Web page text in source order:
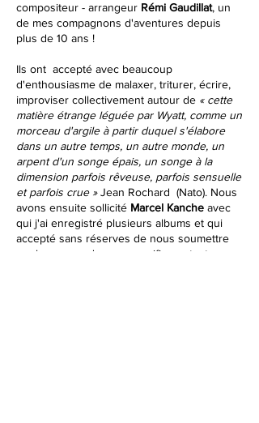
compositeur - arrangeur Rémi Gaudillat, un
de mes compagnons d'aventures depuis
plus de 10 ans !
Ils ont accepté avec beaucoup
d'enthousiasme de malaxer, triturer, écrire,
improviser collectivement autour de « cette
matière étrange léguée par Wyatt, comme un
morceau d'argile à partir duquel s'élabore
dans un autre temps, un autre monde, un
arpent d'un songe épais, un songe à la
dimension parfois rêveuse, parfois sensuelle
et parfois crue »Jean Rochard (Nato). Nous
avons ensuite sollicité Marcel Kanche avec
qui j'ai enregistré plusieurs albums et qui
accepté sans réserves de nous soumettre
quelques uns de ses magnifiques textes,